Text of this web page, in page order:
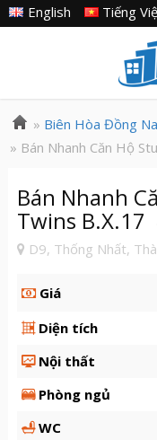
Tiếng
English
» Biên Hòa Đồng
» Bán Nhanh Căn Hộ
Bán Nhanh
Twins B.X.17
D9, Thống Nhất,
Giá
Diện tích
Nội thất
Phòng ngủ
WC